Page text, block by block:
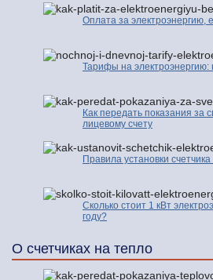
Оплата за электроэнергию,
Тарифы на электроэнергию:
Как передать показания за
лицевому счету
Правила установки
Сколько стоит 1 кВт
году?
О счетчиках на тепло